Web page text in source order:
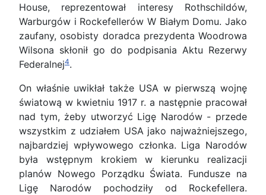
House, reprezentował interesy Rothschildów,
Warburgów i Rockefellerów W Białym Domu. Jako
zaufany, osobisty doradca prezydenta Woodrowa
Wilsona skłonił go do podpisania Aktu Rezerwy
Federalnej4.
On właśnie uwikłał także USA w pierwszą wojnę
światową w kwietniu 1917 r. a następnie pracował
nad tym, żeby utworzyć Ligę Narodów - przede
wszystkim z udziałem USA jako najważniejszego,
najbardziej wpływowego członka. Liga Narodów
była wstępnym krokiem w kierunku realizacji
planów Nowego Porządku Świata. Fundusze na
Ligę Narodów pochodziły od Rockefellera.